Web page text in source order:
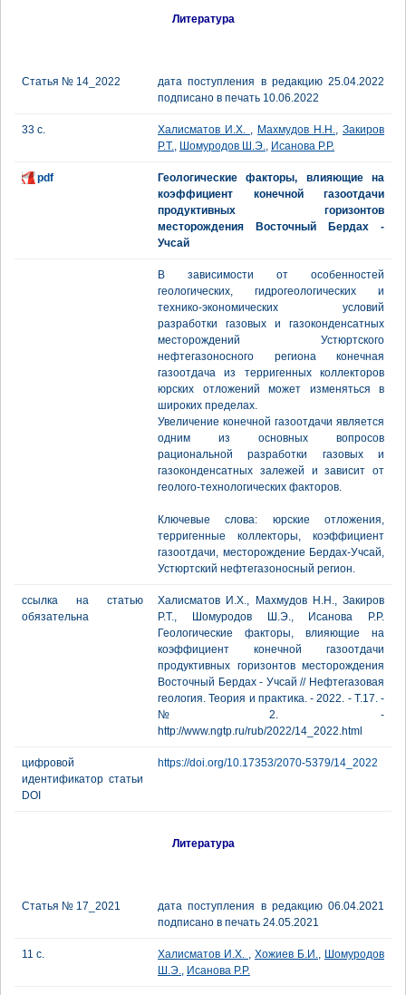
Литература
Статья № 14_2022
дата поступления в редакцию 25.04.2022
подписано в печать 10.06.2022
33 с. Халисматов И.Х. , Махмудов Н.Н., Закиров
Р.Т., Шомуродов Ш.Э., Исанова Р.Р.
pdf
Геологические факторы, влияющие на
коэффициент конечной газоотдачи
продуктивных горизонтов
месторождения Восточный Бердах -
Учсай
В зависимости от особенностей
геологических, гидрогеологических и
технико-экономических условий
разработки газовых и газоконденсатных
месторождений Устюртского
нефтегазоносного региона конечная
газоотдача из терригенных коллекторов
юрских отложений может изменяться в
широких пределах.
Увеличение конечной газоотдачи является
одним из основных вопросов
рациональной разработки газовых и
газоконденсатных залежей и зависит от
геолого-технологических факторов.
Ключевые слова: юрские отложения,
терригенные коллекторы, коэффициент
газоотдачи, месторождение Бердах-Учсай,
Устюртский нефтегазоносный регион.
ссылка на статью
обязательна
Халисматов И.Х., Махмудов Н.Н., Закиров
Р.Т., Шомуродов Ш.Э., Исанова Р.Р.
Геологические факторы, влияющие на
коэффициент конечной газоотдачи
продуктивных горизонтов месторождения
Восточный Бердах - Учсай // Нефтегазовая
геология. Теория и практика. - 2022. - Т.17. -
№2. -
http://www.ngtp.ru/rub/2022/14_2022.html
цифровой
идентификатор статьи
DOI
https://doi.org/10.17353/2070-5379/14_2022
Литература
Статья № 17_2021
дата поступления в редакцию 06.04.2021
подписано в печать 24.05.2021
11 с. Халисматов И.Х. , Хожиев Б.И., Шомуродов
Ш.Э., Исанова Р.Р.